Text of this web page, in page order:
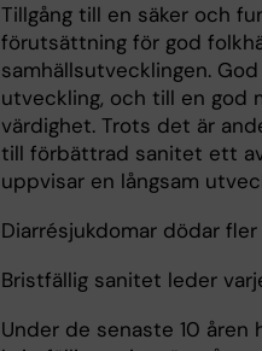
Tillgång till en säker och
förutsättning för god
samhällsutvecklingen.
utveckling, och till en god
värdighet. Trots det är
till förbättrad sanitet ett
uppvisar en långsam
Diarrésjukdomar dödar
Bristfällig sanitet leder
Under de senaste 10